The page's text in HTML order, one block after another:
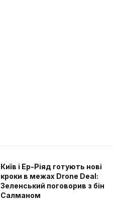
Київ і Ер-Ріяд готують нові
кроки в межах Drone Deal:
Зеленський поговорив з бін
Салманом